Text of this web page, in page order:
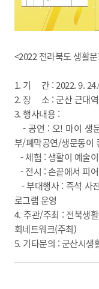
<2022 전라북도 생활
1. 기 간 : 2022. 9.
2. 장 소 : 군산 근대
3. 행사내용 :
- 공연 : 오! 마이 생
부/폐막공연/생문동이
- 체험 : 생활이 예술
- 전시 : 손끝에서 피
- 부대행사 : 즉석 사
로그램 운영
4. 주관/주최 : 전북생
회네트워크(주최)
5. 기타문의 : 군산시생